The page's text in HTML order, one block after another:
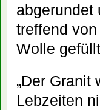
abgerundet
treffend
Wolle
„Der
Lebzeiten